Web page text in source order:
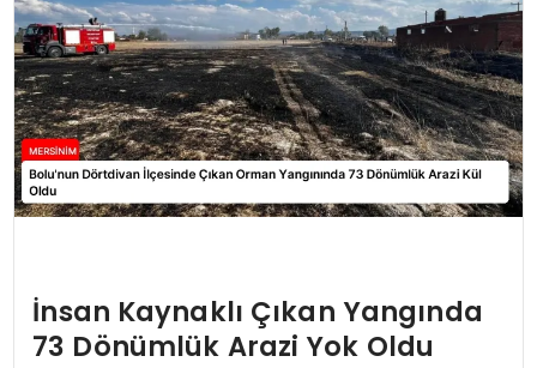
İnsan Kaynaklı Çıkan Yangında
73 Dönümlük Arazi Yok Oldu